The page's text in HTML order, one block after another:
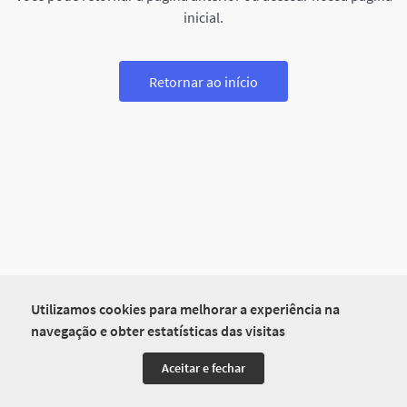
Utilizamos cookies para melhorar a experiência na
navegação e obter estatísticas das visitas
Aceitar e fechar
inicial.
Retornar ao início